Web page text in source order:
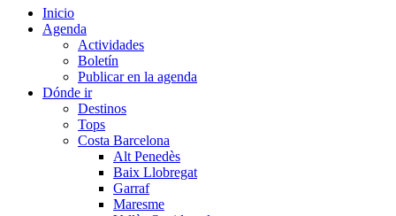
Inicio
Agenda
Actividades
Boletín
Publicar en la agenda
Dónde ir
Destinos
Tops
Costa Barcelona
Alt Penedès
Baix Llobregat
Garraf
Maresme